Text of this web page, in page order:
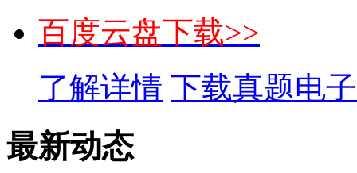
百度云盘下载>>
了解详情 下载真题电
最新动态